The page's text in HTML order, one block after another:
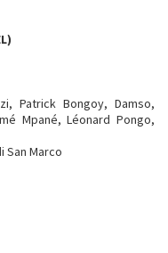
Patrick Bongoy, Damso,
Mpané, Léonard Pongo,
San Marco